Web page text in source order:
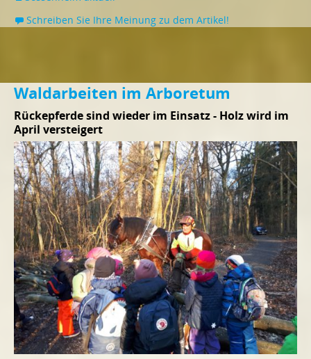
Schreiben Sie Ihre Meinung zu dem Artikel!
Waldarbeiten im Arboretum
Rückepferde sind wieder im Einsatz - Holz wird im
April versteigert